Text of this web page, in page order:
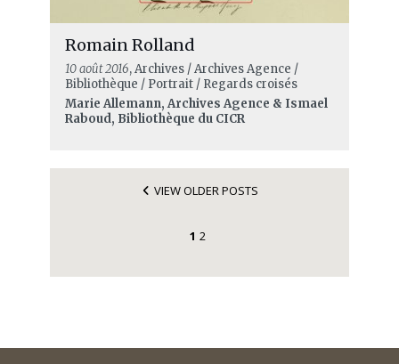
Romain Rolland
10 août 2016, Archives / Archives Agence /
Bibliothèque / Portrait / Regards croisés
Marie Allemann, Archives Agence & Ismael
Raboud, Bibliothèque du CICR
VIEW OLDER POSTS
1 2